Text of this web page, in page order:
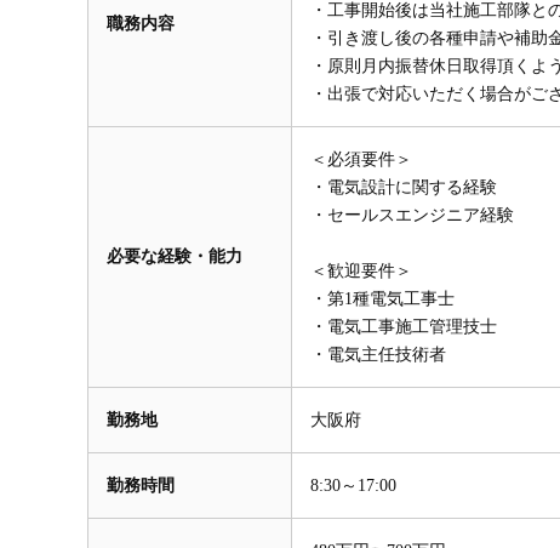
職務内容
・工事開始後は当社施工部隊と
・引き渡し後の各種申請や補助
・原則月内振替休日取得頂くよ
・出張で対応いただく場合がご
必要な経験・能力
＜必須要件＞
・電気設計に関する経験
・セールスエンジニア経験
＜歓迎要件＞
・第1種電気工事士
・電気工事施工管理技士
・電気主任技術者
勤務地 大阪府
勤務時間 8:30～17:00